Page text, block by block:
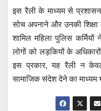
इस रैली के माध्यम से
सोच अपनाने और उनकी शिक्षा
शामिल महिला पुलिस
लोगों को लड़कियों के
इस प्रकार, यह रैली न
सामाजिक संदेश देने का माध्यम